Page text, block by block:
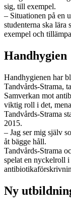
sig, till exempel.
– Situationen på en
studenterna ska lära
exempel och
Handhygien
Handhygienen har
Tandvårds-Strama,
Samverkan mot
viktig roll i det,
Tandvårds-Strama
2015.
– Jag ser mig själv
åt bägge håll.
Tandvårds-Strama
spelat en nyckelroll
Ny